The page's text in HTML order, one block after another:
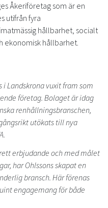
Åkeriföretag som är en
utifrån fyra
hållbarhet, socialt
ekonomisk hållbarhet.
i Landskrona vuxit fram som
företag. Bolaget är idag
renhållningsbranschen,
utökats till nya
erbjudande och med målet
har Ohlssons skapat en
bransch. Här förenas
engagemang för både